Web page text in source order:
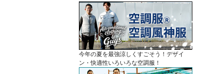
今年の夏を最強涼しくすごそう！デザイ
ン・快適性いろいろな空調服！